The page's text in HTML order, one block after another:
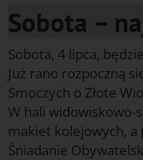
Sobota –
Sobota, 4 lipca,
Już rano rozpoczną
Smoczych o Złote
W hali widowiskowo-
makiet kolejowych, a
Śniadanie